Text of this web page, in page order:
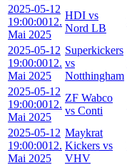
2025-05-12
19:00:0012.
Mai 2025
HDI vs
Nord LB
2025-05-12
19:00:0012.
Mai 2025
Superkickers
vs
Notthingham
2025-05-12
19:00:0012.
Mai 2025
ZF Wabco
vs Conti
2025-05-12
19:00:0012.
Mai 2025
Maykrat
Kickers vs
VHV